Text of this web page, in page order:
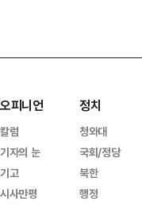
오피니언
칼럼
기자의 눈
기고
시사만평
정치
청와대
국회/정당
북한
행정